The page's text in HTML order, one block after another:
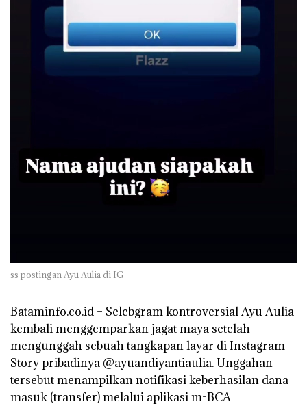
ss postingan Ayu Aulia di IG
‎Bataminfo.co.id – Selebgram kontroversial Ayu Aulia
kembali menggemparkan jagat maya setelah
mengunggah sebuah tangkapan layar di Instagram
Story pribadinya @ayuandiyantiaulia. Unggahan
tersebut menampilkan notifikasi keberhasilan dana
masuk (transfer) melalui aplikasi m-BCA